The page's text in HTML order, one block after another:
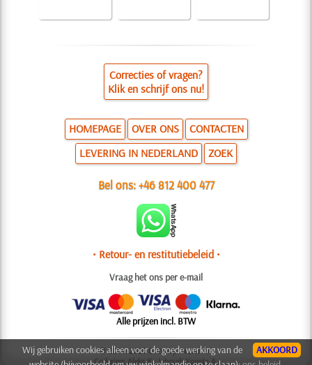
Correcties of vragen?
Klik en schrijf ons nu!
HOMEPAGE OVER ONS
CONTACTEN
LEVERING IN NEDERLAND
ZOEK
Bel ons:+46 812 400 477
• Retour- en restitutiebeleid •
Vraag het ons per e-mail
Alle prijzen incl. BTW
© 2006-2025 Ontwerp: Natali M.
Codering: Aleks K.; Inhoud: Konsta A.
AKKOORD
Wij gebruiken cookies alleen voor de goede werking van de